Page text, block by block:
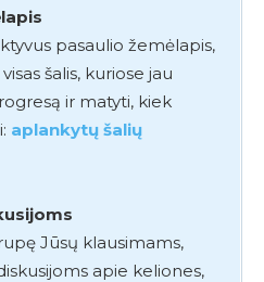
pasaulio žemėlapis,
šalis, kuriose jau
ir matyti, kiek
aplankytų šalių
Jūsų klausimams,
apie keliones,